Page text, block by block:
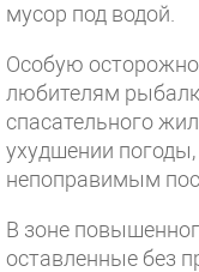
мусор под водой.
Особую
любителям
спасательного
ухудшении
непоправимым
В зоне
оставленные без